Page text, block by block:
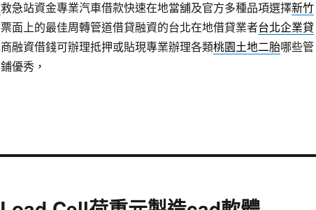
救急站資金專業汽車借款快速在地當舖及官方多種品項選擇新竹
面上的最佳周轉管道借貸融資的台北在地借貸業者台北企業貸
融資借錢可辦理抵押或貼現專業辦理各類桃園土地二胎哪些管
優秀，